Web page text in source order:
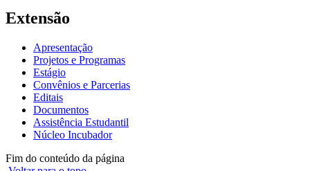
Extensão
Apresentação
Projetos e Programas
Estágio
Convênios e Parcerias
Editais
Documentos
Assistência Estudantil
Núcleo Incubador
Fim do conteúdo da página